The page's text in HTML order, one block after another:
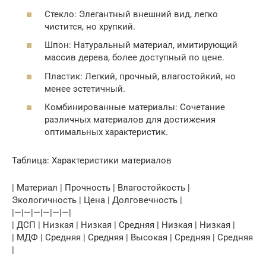
Стекло: Элегантный внешний вид, легко
чистится, но хрупкий.
Шпон: Натуральный материал, имитирующий
массив дерева, более доступный по цене.
Пластик: Легкий, прочный, влагостойкий, но
менее эстетичный.
Комбинированные материалы: Сочетание
различных материалов для достижения
оптимальных характеристик.
Таблица: Характеристики материалов
| Материал | Прочность | Влагостойкость |
Экологичность | Цена | Долговечность |
|—|—|—|—|—|—|
| ДСП | Низкая | Низкая | Средняя | Низкая | Низкая |
| МДФ | Средняя | Средняя | Высокая | Средняя | Средняя
|